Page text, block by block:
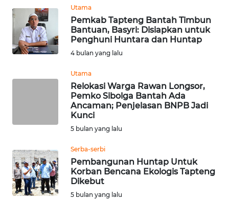
Utama
Pemkab Tapteng Bantah Timbun
Bantuan, Basyri: Disiapkan untuk
Penghuni Huntara dan Huntap
4 bulan yang lalu
Utama
Relokasi Warga Rawan Longsor,
Pemko Sibolga Bantah Ada
Ancaman; Penjelasan BNPB Jadi
Kunci
5 bulan yang lalu
Serba-serbi
Pembangunan Huntap Untuk
Korban Bencana Ekologis Tapteng
Dikebut
5 bulan yang lalu
Wahana
News
Regional
WN
JABAR
WN
BANTEN